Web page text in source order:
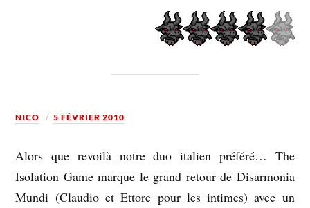
NICO 5 FÉVRIER 2010
Alors que revoilà notre duo italien préféré… The
Isolation Game marque le grand retour de Disarmonia
Mundi (Claudio et Ettore pour les intimes) avec un